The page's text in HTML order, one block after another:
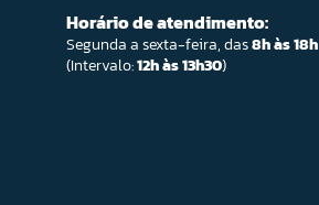
Horário de atendimento:
Segunda a sexta-feira, das8h às 18h
(Intervalo:12h às 13h30)